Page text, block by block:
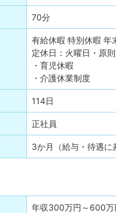
70分
有給休暇 特別休暇 年
定休日：火曜日・原
・育児休暇
・介護休業制度
114日
正社員
3か月（給与・待遇に
年収300万円 ～ 600万